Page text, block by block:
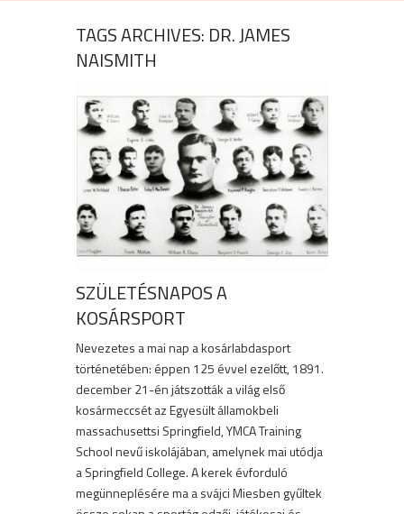
TAGS ARCHIVES: DR. JAMES
NAISMITH
SZÜLETÉSNAPOS A
KOSÁRSPORT
Nevezetes a mai nap a kosárlabdasport
történetében: éppen 125 évvel ezelőtt, 1891.
december 21-én játszották a világ első
kosármeccsét az Egyesült államokbeli
massachusettsi Springfield, YMCA Training
School nevű iskolájában, amelynek mai utódja
a Springfield College. A kerek évforduló
megünneplésére ma a svájci Miesben gyűltek